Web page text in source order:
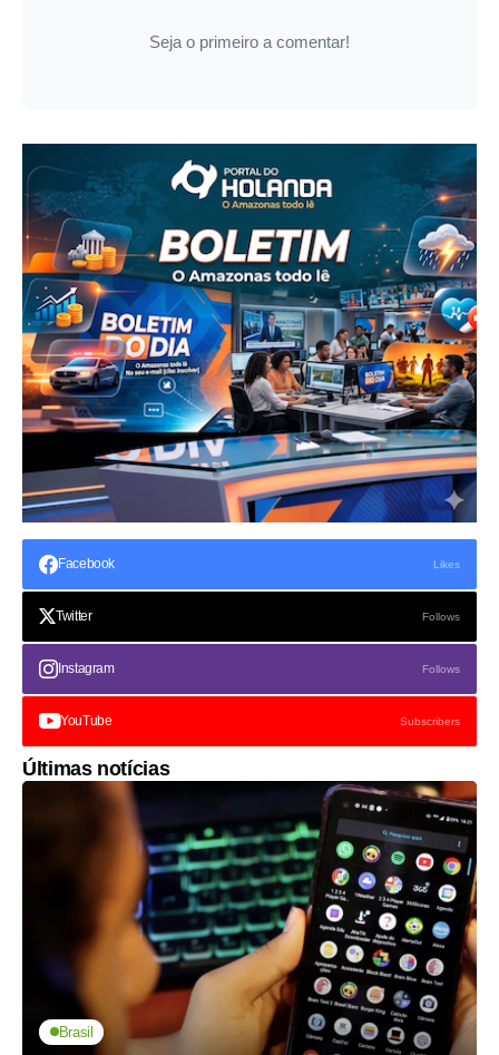
Seja o primeiro a comentar!
Facebook Likes
Twitter Follows
Instagram Follows
YouTube Subscribers
Últimas notícias
Brasil